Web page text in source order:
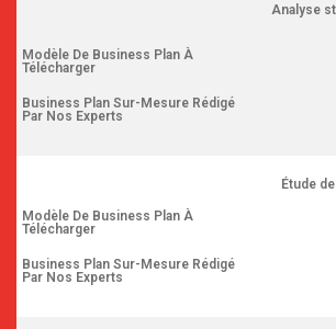
Analyse
Modèle De Business Plan À
Télécharger
Business Plan Sur-Mesure Rédigé
Par Nos Experts
Étude
Modèle De Business Plan À
Télécharger
Business Plan Sur-Mesure Rédigé
Par Nos Experts